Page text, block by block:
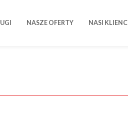
NASZE OFERTY NASI KLIENCI